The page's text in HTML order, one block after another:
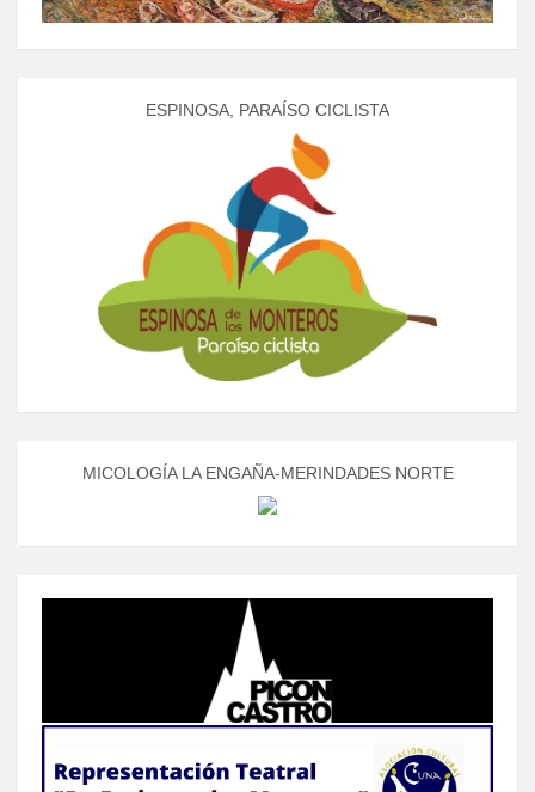
ESPINOSA, PARAÍSO CICLISTA
MICOLOGÍA LA ENGAÑA-MERINDADES NORTE